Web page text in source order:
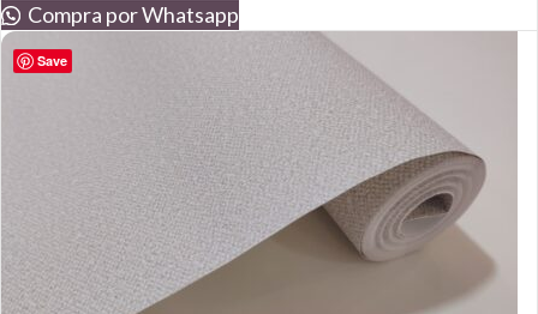
Compra por Whatsapp
Save